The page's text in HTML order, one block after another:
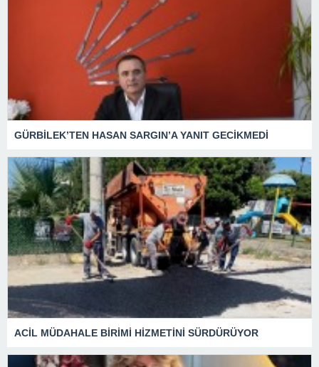
GÜRBİLEK’TEN HASAN SARGIN’A YANIT GECİKMEDİ
ACİL MÜDAHALE BİRİMİ HİZMETİNİ SÜRDÜRÜYOR